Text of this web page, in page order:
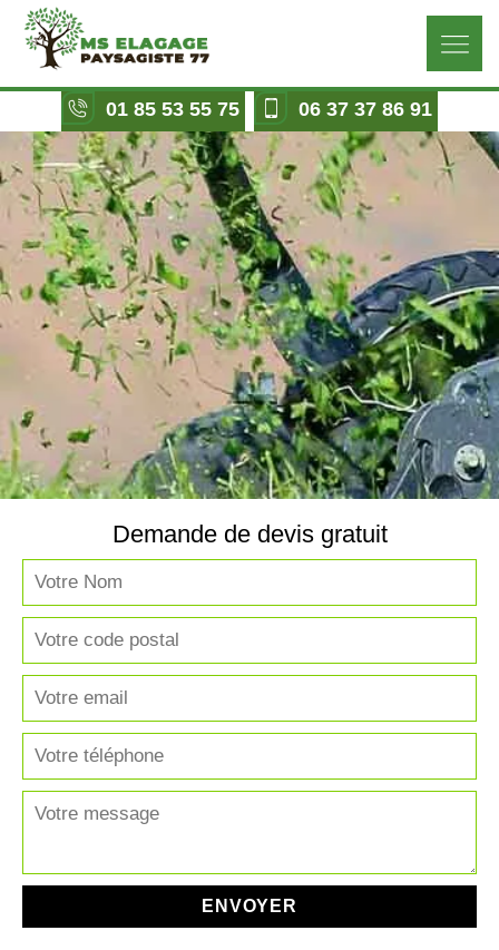
01 85 53 55 75 06 37 37 86 91
Demande de devis gratuit